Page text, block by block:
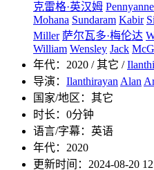
克雷格·英汉姆 Pennyanne
Mohana Sundaram Kabir
Miller 萨尔瓦多·梅伦达
William Wensley Jack
年代： 2020 / 其它 /
导演： IlanthirayanAlan
国家/地区： 其它
时长： 0分钟
语言/字幕： 英语
年代： 2020
更新时间： 2024-08-20